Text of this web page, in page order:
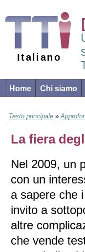
Italiano
Home Chi siamo
Testo principale »
La fiera
Nel 2009, un
con un
a sapere che
invito a
altre
che vende